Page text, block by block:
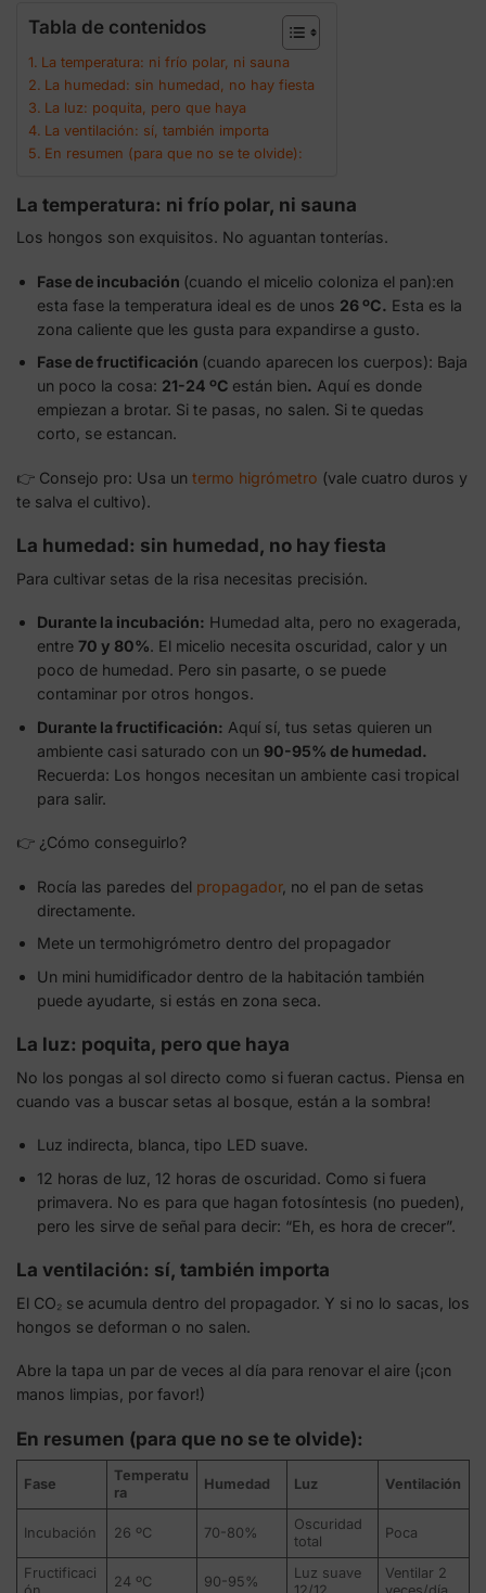
Tabla de contenidos
La temperatura: ni frío polar, ni sauna
La humedad: sin humedad, no hay fiesta
La luz: poquita, pero que haya
La ventilación: sí, también importa
En resumen (para que no se te olvide):
La temperatura: ni frío polar, ni sauna
Los hongos son exquisitos. No aguantan tonterías.
Fase de incubación (cuando el micelio coloniza el pan):en
esta fase la temperatura ideal es de unos 26 ºC. Esta es la
zona caliente que les gusta para expandirse a gusto.
Fase de fructificación (cuando aparecen los cuerpos): Baja
un poco la cosa: 21-24 ºC están bien. Aquí es donde
empiezan a brotar. Si te pasas, no salen. Si te quedas
corto, se estancan.
👉 Consejo pro: Usa un termo higrómetro (vale cuatro duros y
te salva el cultivo).
La humedad: sin humedad, no hay fiesta
Para cultivar setas de la risa necesitas precisión.
Durante la incubación: Humedad alta, pero no exagerada,
entre 70 y 80%. El micelio necesita oscuridad, calor y un
poco de humedad. Pero sin pasarte, o se puede
contaminar por otros hongos.
Durante la fructificación: Aquí sí, tus setas quieren un
ambiente casi saturado con un 90-95% de humedad.
Recuerda: Los hongos necesitan un ambiente casi tropical
para salir.
👉 ¿Cómo conseguirlo?
Rocía las paredes del propagador, no el pan de setas
directamente.
Mete un termohigrómetro dentro del propagador
Un mini humidificador dentro de la habitación también
puede ayudarte, si estás en zona seca.
La luz: poquita, pero que haya
No los pongas al sol directo como si fueran cactus. Piensa en
cuando vas a buscar setas al bosque, están a la sombra!
Luz indirecta, blanca, tipo LED suave.
12 horas de luz, 12 horas de oscuridad. Como si fuera
primavera. No es para que hagan fotosíntesis (no pueden),
pero les sirve de señal para decir: “Eh, es hora de crecer”.
La ventilación: sí, también importa
El CO₂ se acumula dentro del propagador. Y si no lo sacas, los
hongos se deforman o no salen.
Abre la tapa un par de veces al día para renovar el aire (¡con
manos limpias, por favor!)
En resumen (para que no se te olvide):
Fase
Temperatu
ra
Humedad Luz Ventilación
Incubación 26 ºC 70-80%
Oscuridad
total
Poca
Fructificaci
24 ºC 90-95%
Luz suave
Ventilar 2